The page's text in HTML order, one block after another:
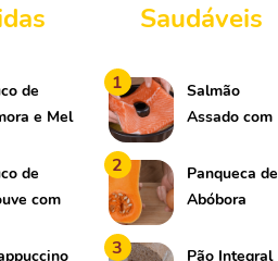
de
e Mel
de
com
Saudáveis
1
Salmão
Assado com
2
Panqueca de
Abóbora
3 Pão Integral